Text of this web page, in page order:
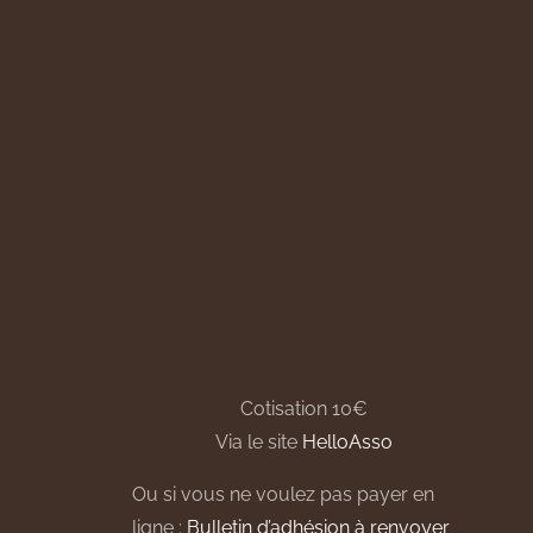
Cotisation 10€
Via le site HelloAsso
Ou si vous ne voulez pas payer en
ligne : Bulletin d’adhésion à renvoyer